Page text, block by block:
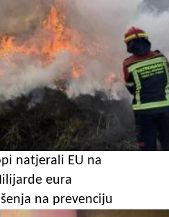
natjerali EU na
eura
na prevenciju